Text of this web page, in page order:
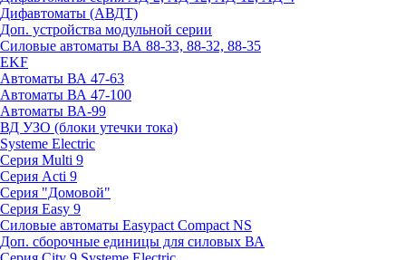
Дифавтоматы (АВДТ)
Доп. устройства модульной серии
Силовые автоматы ВА 88-33, 88-32, 88-35
EKF
Автоматы ВА 47-63
Автоматы ВА 47-100
Автоматы ВА-99
ВД УЗО (блоки утечки тока)
Systeme Electric
Серия Multi 9
Серия Acti 9
Серия "Домовой"
Серия Easy 9
Силовые автоматы Easypact Compact NS
Доп. сборочные единицы для силовых ВА